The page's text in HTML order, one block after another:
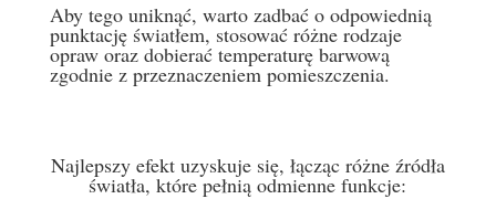
Aby tego uniknąć, warto zadbać o odpowiednią
punktację światłem, stosować różne rodzaje
opraw oraz dobierać temperaturę barwową
zgodnie z przeznaczeniem pomieszczenia.
Najlepszy efekt uzyskuje się, łącząc różne źródła
światła, które pełnią odmienne funkcje: